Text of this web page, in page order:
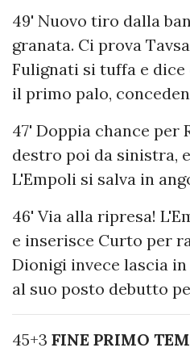
49' Nuovo tiro dalla
granata. Ci prova
Fulignati si tuffa e dice
il primo palo,
47' Doppia chance per
destro poi da sinistra,
L'Empoli si salva in
46' Via alla ripresa!
e inserisce Curto per
Dionigi invece lascia
al suo posto debutto
45+3 FINE PRIMO